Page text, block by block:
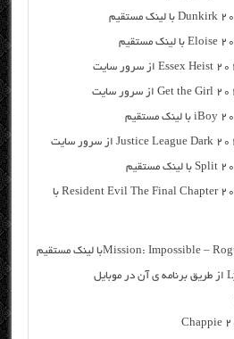
دانلود رایگان فیلم خارجی Resident Evil The Final Chapter 2017 با